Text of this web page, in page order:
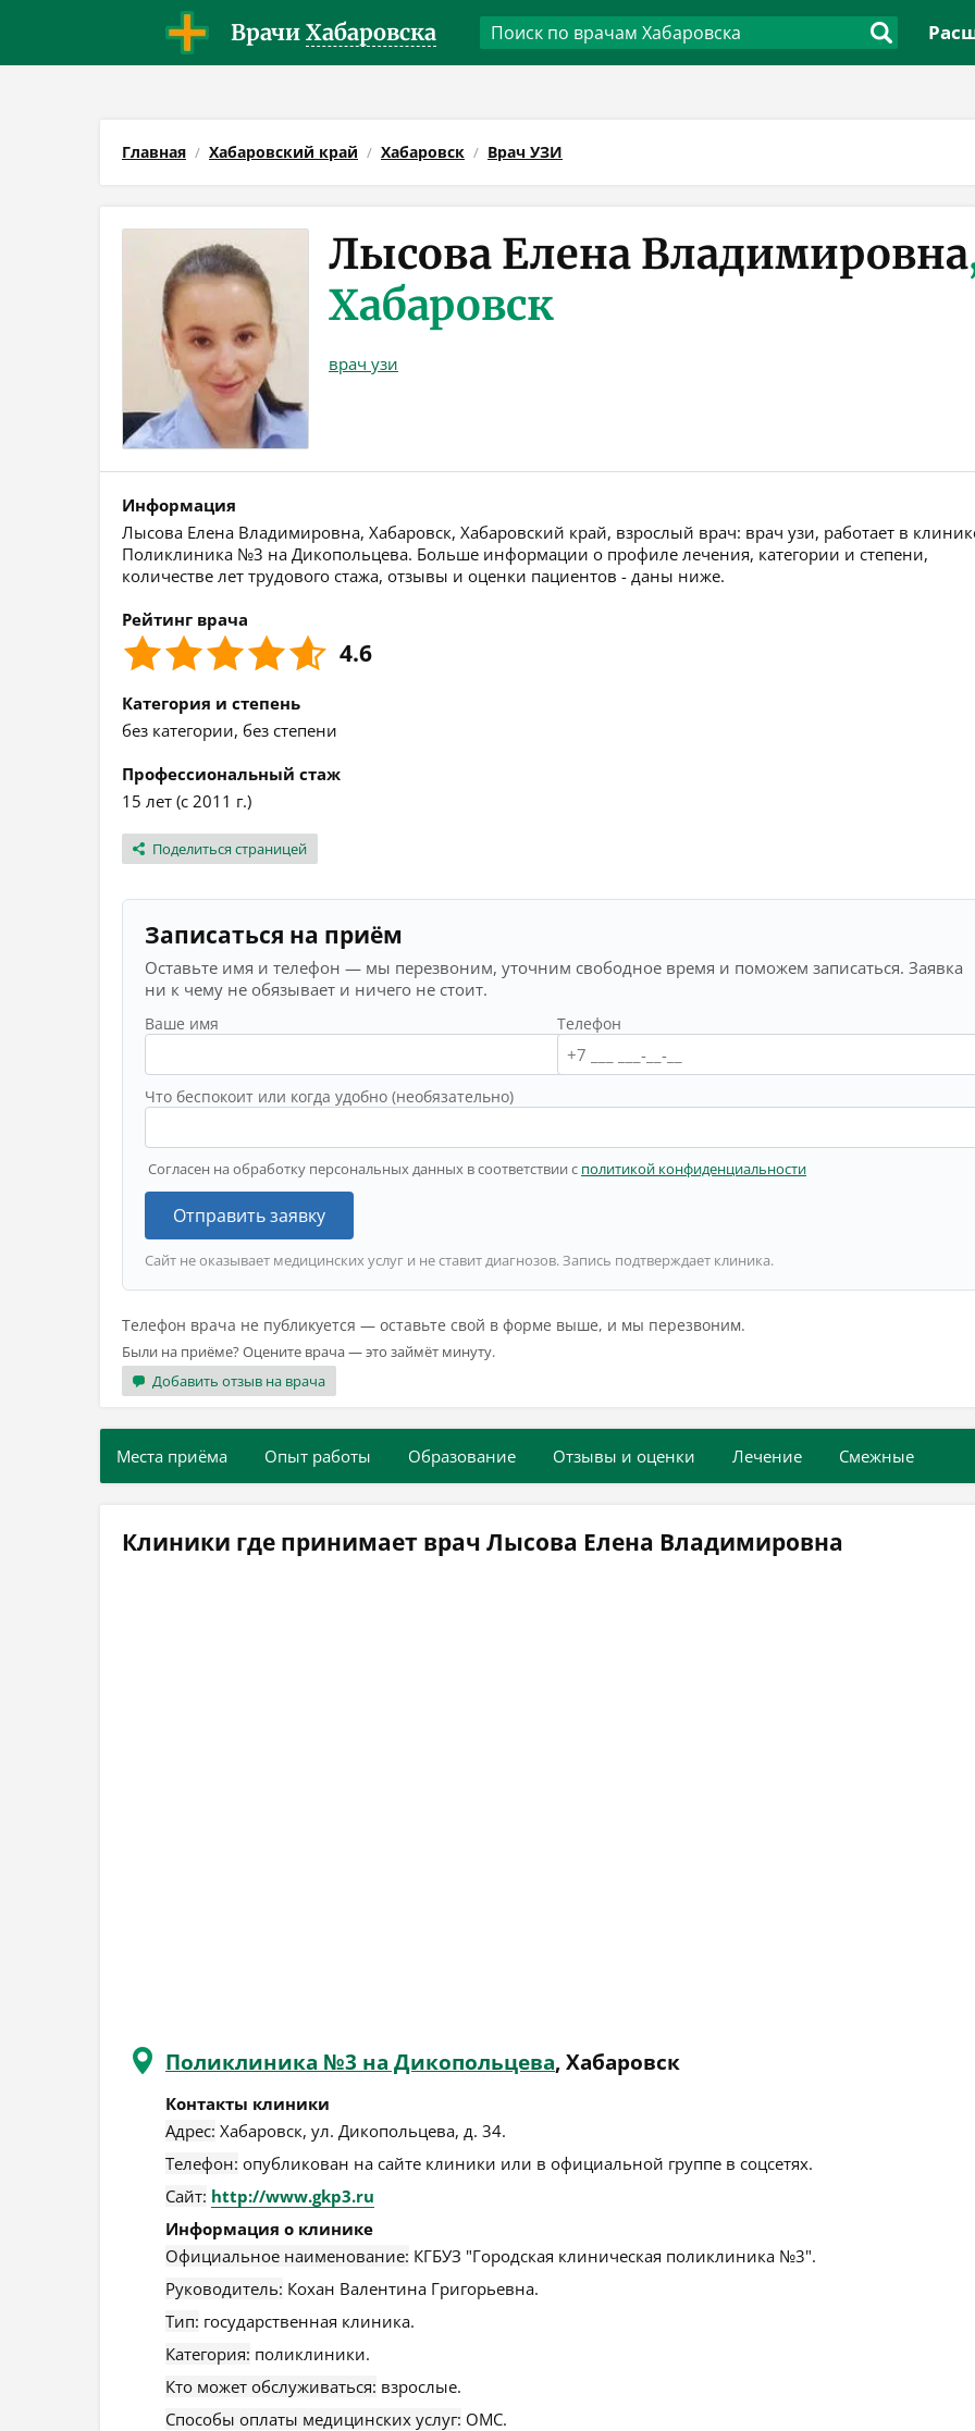
Врачи Хабаровска
Главная Хабаровский край Хабаровск Врач УЗИ
Лысова Елена Владимировна
Хабаровск
врач узи
Информация
Лысова Елена Владимировна, Хабаровск, Хабаровский край, взрослый врач: врач узи, работает в
Поликлиника №3 на Дикопольцева. Больше информации о профиле лечения, категории и степени,
количестве лет трудового стажа, отзывы и оценки пациентов - даны ниже.
Рейтинг врача
4.6
Категория и степень
без категории, без степени
Профессиональный стаж
15 лет (с 2011 г.)
Поделиться страницей
Записаться на приём
Оставьте имя и телефон — мы перезвоним, уточним свободное время и поможем записаться. Заявка
ни к чему не обязывает и ничего не стоит.
Ваше имя Телефон
Что беспокоит или когда удобно (необязательно)
Согласен на обработку персональных данных в соответствии с политикой конфиденциальности
Отправить заявку
Сайт не оказывает медицинских услуг и не ставит диагнозов. Запись подтверждает клиника.
Телефон врача не публикуется — оставьте свой в форме выше, и мы перезвоним.
Были на приёме? Оцените врача — это займёт минуту.
Добавить отзыв на врача
Места приёма Опыт работы Образование Отзывы и оценки Лечение Смежные
Клиники где принимает врач Лысова Елена Владимировна
Поликлиника №3 на Дикопольцева, Хабаровск
Контакты клиники
Адрес: Хабаровск, ул. Дикопольцева, д. 34.
Телефон: опубликован на сайте клиники или в официальной группе в соцсетях.
Сайт: http://www.gkp3.ru
Информация о клинике
Официальное наименование: КГБУЗ "Городская клиническая поликлиника №3".
Руководитель: Кохан Валентина Григорьевна.
Тип: государственная клиника.
Категория: поликлиники.
Кто может обслуживаться: взрослые.
Способы оплаты медицинских услуг: ОМС.